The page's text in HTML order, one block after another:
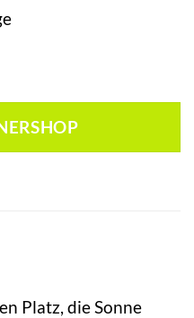
Platz, die Sonne